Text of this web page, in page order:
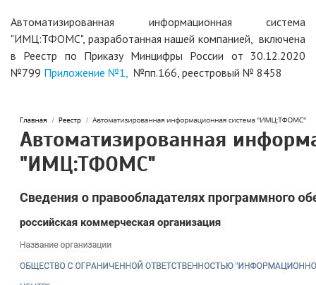
Автоматизированная информационная система
"ИМЦ:ТФОМС", разработанная нашей компанией, включена
в Реестр по Приказу Минцифры России от 30.12.2020
№799 Приложение №1, №пп.166, реестровый № 8458